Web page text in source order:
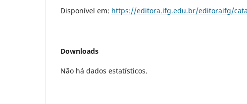
Disponível em: https://editora.ifg.edu.br/editoraifg/
Downloads
Não há dados estatísticos.